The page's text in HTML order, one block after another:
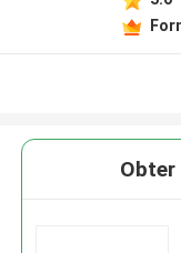
Obter